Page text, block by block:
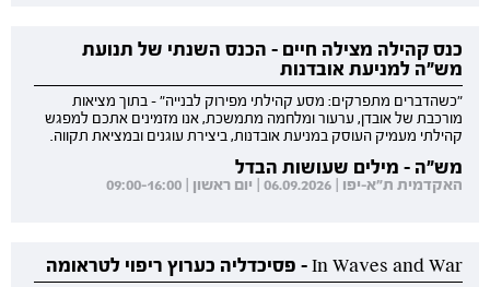
כנס קהילה מצילה חיים - הכנס השנתי של תנועת
מש"ה למניעת אובדנות
"כשהדברים מתפרקים: מסע קהילתי מפירוק לבנייה" - בתוך מציאות
מורכבת של אובדן, ערעור ומלחמה מתמשכת, אנו מזמינים אתכם למפגש
קהילתי מעמיק העוסק במניעת אובדנות, ביצירת עוגנים ובמציאת תקווה.
מש"ה - מילים שעושות הבדל
האקדמית ת"א-יפו | 06.09.2026 | יום ראשון | 09:00-16:00
In Waves and War - פסיכדליה כערוץ ריפוי לטראומה